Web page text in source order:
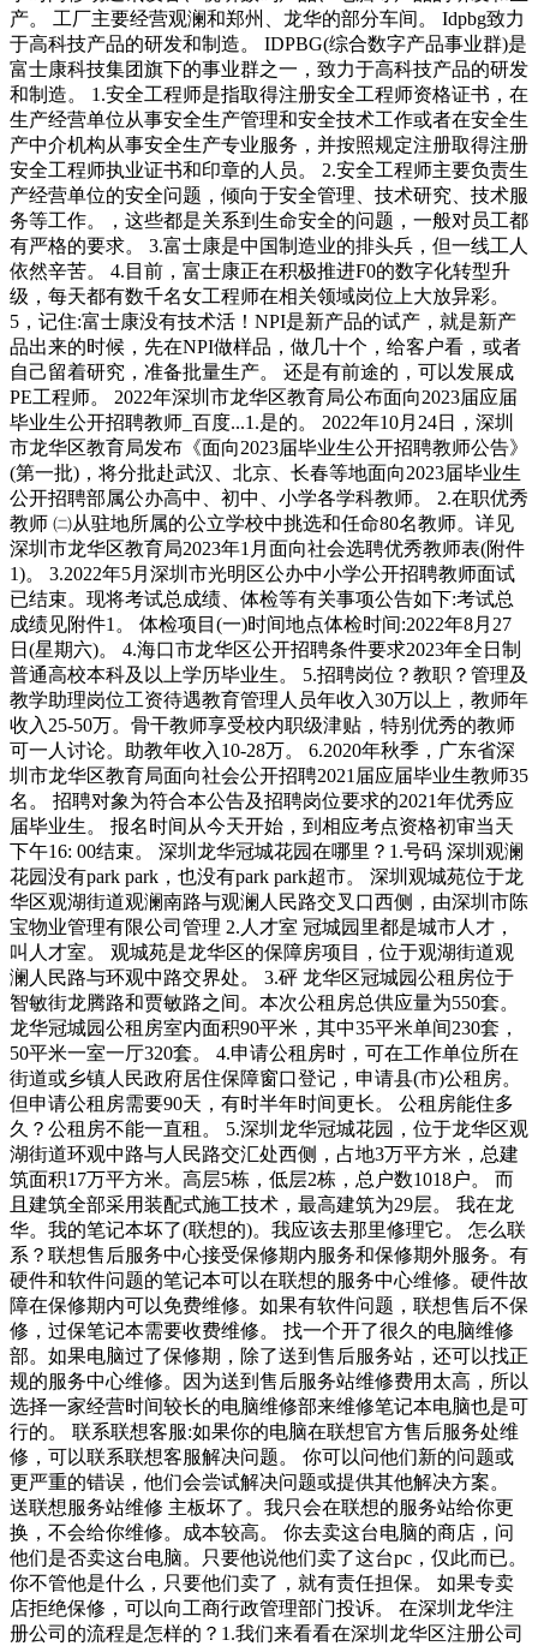
产。 工厂主要经营观澜和郑州、龙华的部分车间。 Idpbg致力
于高科技产品的研发和制造。 IDPBG(综合数字产品事业群)是
富士康科技集团旗下的事业群之一，致力于高科技产品的研发
和制造。 1.安全工程师是指取得注册安全工程师资格证书，在
生产经营单位从事安全生产管理和安全技术工作或者在安全生
产中介机构从事安全生产专业服务，并按照规定注册取得注册
安全工程师执业证书和印章的人员。 2.安全工程师主要负责生
产经营单位的安全问题，倾向于安全管理、技术研究、技术服
务等工作。，这些都是关系到生命安全的问题，一般对员工都
有严格的要求。 3.富士康是中国制造业的排头兵，但一线工人
依然辛苦。 4.目前，富士康正在积极推进F0的数字化转型升
级，每天都有数千名女工程师在相关领域岗位上大放异彩。
5，记住:富士康没有技术活！NPI是新产品的试产，就是新产
品出来的时候，先在NPI做样品，做几十个，给客户看，或者
自己留着研究，准备批量生产。 还是有前途的，可以发展成
PE工程师。 2022年深圳市龙华区教育局公布面向2023届应届
毕业生公开招聘教师_百度...1.是的。 2022年10月24日，深圳
市龙华区教育局发布《面向2023届毕业生公开招聘教师公告》
(第一批)，将分批赴武汉、北京、长春等地面向2023届毕业生
公开招聘部属公办高中、初中、小学各学科教师。 2.在职优秀
教师 ㈡从驻地所属的公立学校中挑选和任命80名教师。详见
深圳市龙华区教育局2023年1月面向社会选聘优秀教师表(附件
1)。 3.2022年5月深圳市光明区公办中小学公开招聘教师面试
已结束。现将考试总成绩、体检等有关事项公告如下:考试总
成绩见附件1。 体检项目(一)时间地点体检时间:2022年8月27
日(星期六)。 4.海口市龙华区公开招聘条件要求2023年全日制
普通高校本科及以上学历毕业生。 5.招聘岗位？教职？管理及
教学助理岗位工资待遇教育管理人员年收入30万以上，教师年
收入25-50万。骨干教师享受校内职级津贴，特别优秀的教师
可一人讨论。助教年收入10-28万。 6.2020年秋季，广东省深
圳市龙华区教育局面向社会公开招聘2021届应届毕业生教师35
名。 招聘对象为符合本公告及招聘岗位要求的2021年优秀应
届毕业生。 报名时间从今天开始，到相应考点资格初审当天
下午16: 00结束。 深圳龙华冠城花园在哪里？1.号码 深圳观澜
花园没有park park，也没有park park超市。 深圳观城苑位于龙
华区观湖街道观澜南路与观澜人民路交叉口西侧，由深圳市陈
宝物业管理有限公司管理 2.人才室 冠城园里都是城市人才，
叫人才室。 观城苑是龙华区的保障房项目，位于观湖街道观
澜人民路与环观中路交界处。 3.砰 龙华区冠城园公租房位于
智敏街龙腾路和贾敏路之间。本次公租房总供应量为550套。
龙华冠城园公租房室内面积90平米，其中35平米单间230套，
50平米一室一厅320套。 4.申请公租房时，可在工作单位所在
街道或乡镇人民政府居住保障窗口登记，申请县(市)公租房。
但申请公租房需要90天，有时半年时间更长。 公租房能住多
久？公租房不能一直租。 5.深圳龙华冠城花园，位于龙华区观
湖街道环观中路与人民路交汇处西侧，占地3万平方米，总建
筑面积17万平方米。高层5栋，低层2栋，总户数1018户。 而
且建筑全部采用装配式施工技术，最高建筑为29层。 我在龙
华。我的笔记本坏了(联想的)。我应该去那里修理它。 怎么联
系？联想售后服务中心接受保修期内服务和保修期外服务。有
硬件和软件问题的笔记本可以在联想的服务中心维修。硬件故
障在保修期内可以免费维修。如果有软件问题，联想售后不保
修，过保笔记本需要收费维修。 找一个开了很久的电脑维修
部。如果电脑过了保修期，除了送到售后服务站，还可以找正
规的服务中心维修。因为送到售后服务站维修费用太高，所以
选择一家经营时间较长的电脑维修部来维修笔记本电脑也是可
行的。 联系联想客服:如果你的电脑在联想官方售后服务处维
修，可以联系联想客服解决问题。 你可以问他们新的问题或
更严重的错误，他们会尝试解决问题或提供其他解决方案。
送联想服务站维修 主板坏了。我只会在联想的服务站给你更
换，不会给你维修。成本较高。 你去卖这台电脑的商店，问
他们是否卖这台电脑。只要他说他们卖了这台pc，仅此而已。
你不管他是什么，只要他们卖了，就有责任担保。 如果专卖
店拒绝保修，可以向工商行政管理部门投诉。 在深圳龙华注
册公司的流程是怎样的？1.我们来看看在深圳龙华区注册公司